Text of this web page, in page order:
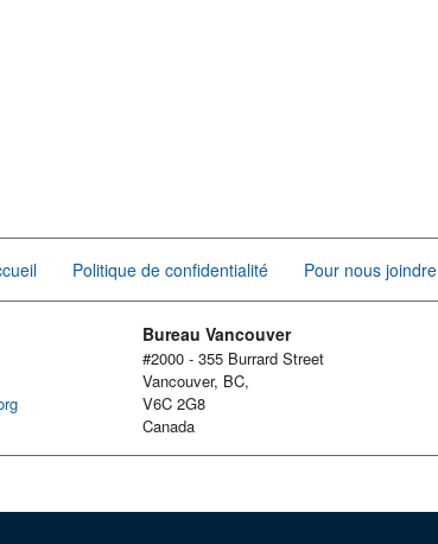
Politique de confidentialité Pour nous joindre
Bureau Vancouver
#2000 - 355 Burrard Street
Vancouver, BC,
V6C 2G8
Canada